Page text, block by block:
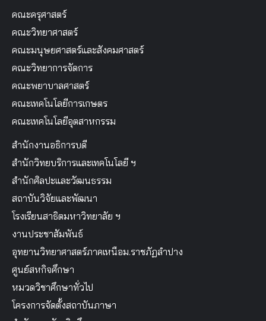
คณะครุศาสตร์
คณะวิทยาศาสตร์
คณะมนุษยศาสตร์และสังคมศาสตร์
คณะวิทยาการจัดการ
คณะพยาบาลศาสตร์
คณะเทคโนโลยีการเกษตร
คณะเทคโนโลยีอุตสาหกรรม
สำนักงานอธิการบดี
สำนักวิทยบริการและเทคโนโลยี ฯ
สำนักศิลปะและวัฒนธรรม
สถาบันวิจัยและพัฒนา
โรงเรียนสาธิตมหาวิทยาลัย ฯ
งานประชาสัมพันธ์
อุทยานวิทยาศาสตร์ภาคเหนือม.ราชภัฏลำปาง
ศูนย์สหกิจศึกษา
หมวดวิชาศึกษาทั่วไป
โครงการจัดตั้งสถาบันภาษา